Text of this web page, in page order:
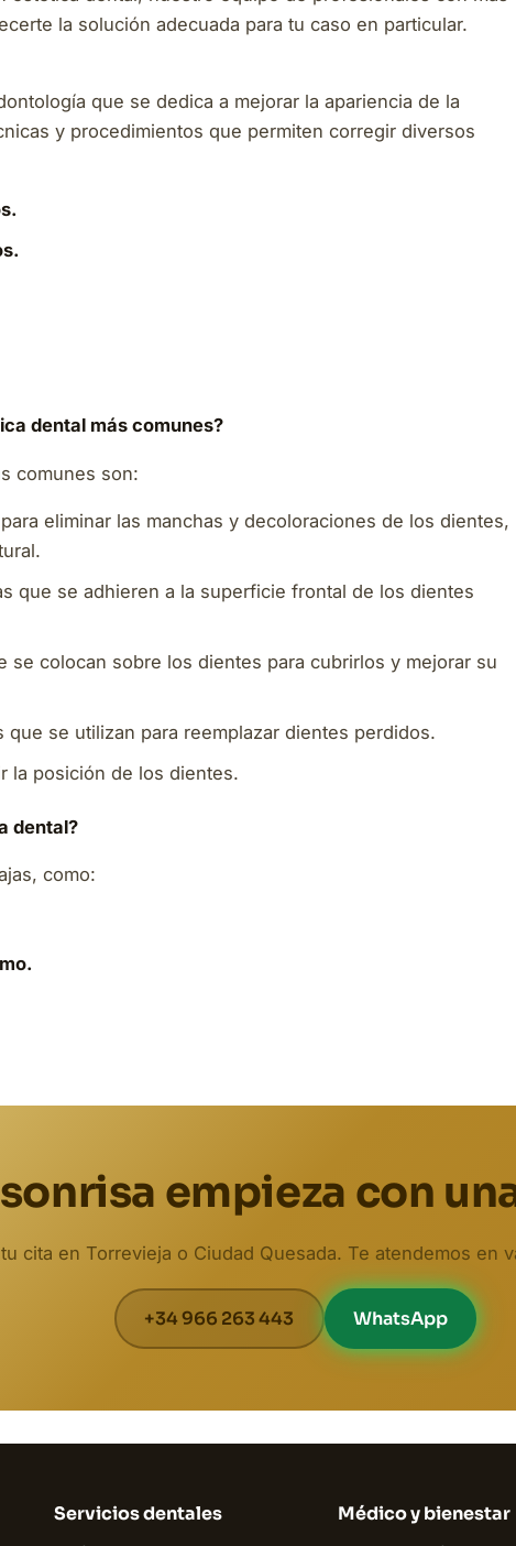
la solución adecuada para tu caso en particular.
que se dedica a mejorar la apariencia de la
y procedimientos que permiten corregir diversos
dental más comunes?
comunes son:
eliminar las manchas y decoloraciones de los dientes,
que se adhieren a la superficie frontal de los dientes
se colocan sobre los dientes para cubrirlos y mejorar su
que se utilizan para reemplazar dientes perdidos.
la posición de los dientes.
dental?
como:
empieza con
cita en Torrevieja o Ciudad Quesada. Te atendemos en
+34 966 263 443 WhatsApp
Servicios dentales Médico y bienestar